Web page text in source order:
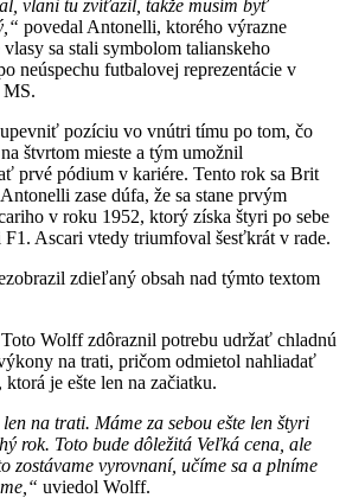
vlani tu zvíťazil, takže musím byť
povedal Antonelli, ktorého výrazne
sa stali symbolom talianskeho
neúspechu futbalovej reprezentácie v
pozíciu vo vnútri tímu po tom, čo
štvrtom mieste a tým umožnil
prvé pódium v kariére. Tento rok sa Brit
zase dúfa, že sa stane prvým
v roku 1952, ktorý získa štyri po sebe
Ascari vtedy triumfoval šesťkrát v rade.
zdieľaný obsah nad týmto textom
Wolff zdôraznil potrebu udržať chladnú
na trati, pričom odmietol nahliadať
je ešte len na začiatku.
len na trati. Máme za sebou ešte len štyri
rok. Toto bude dôležitá Veľká cena, ale
zostávame vyrovnaní, učíme sa a plníme
uviedol Wolff.